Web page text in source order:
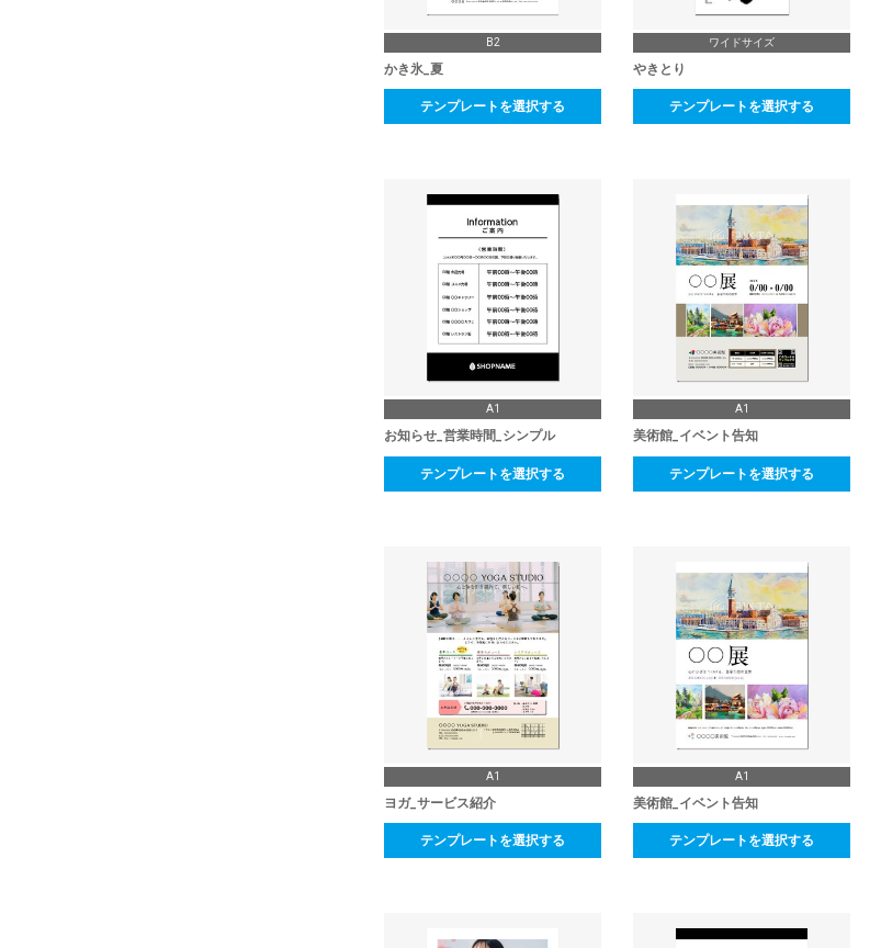
B2
かき氷_夏
テンプレートを選択する
ワイドサイズ
やきとり
テンプレートを選択する
A1
お知らせ_営業時間_シンプル
テンプレートを選択する
A1
美術館_イベント告知
テンプレートを選択する
A1
ヨガ_サービス紹介
テンプレートを選択する
A1
美術館_イベント告知
テンプレートを選択する